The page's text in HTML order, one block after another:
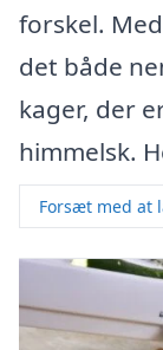
forskel.
det både
kager, der
himmelsk.
Forsæt med at